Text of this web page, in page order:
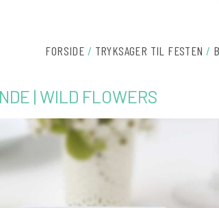
k
a
s
FORSIDE / TRYKSAGER TIL FESTEN /
| WILD FLOWERS